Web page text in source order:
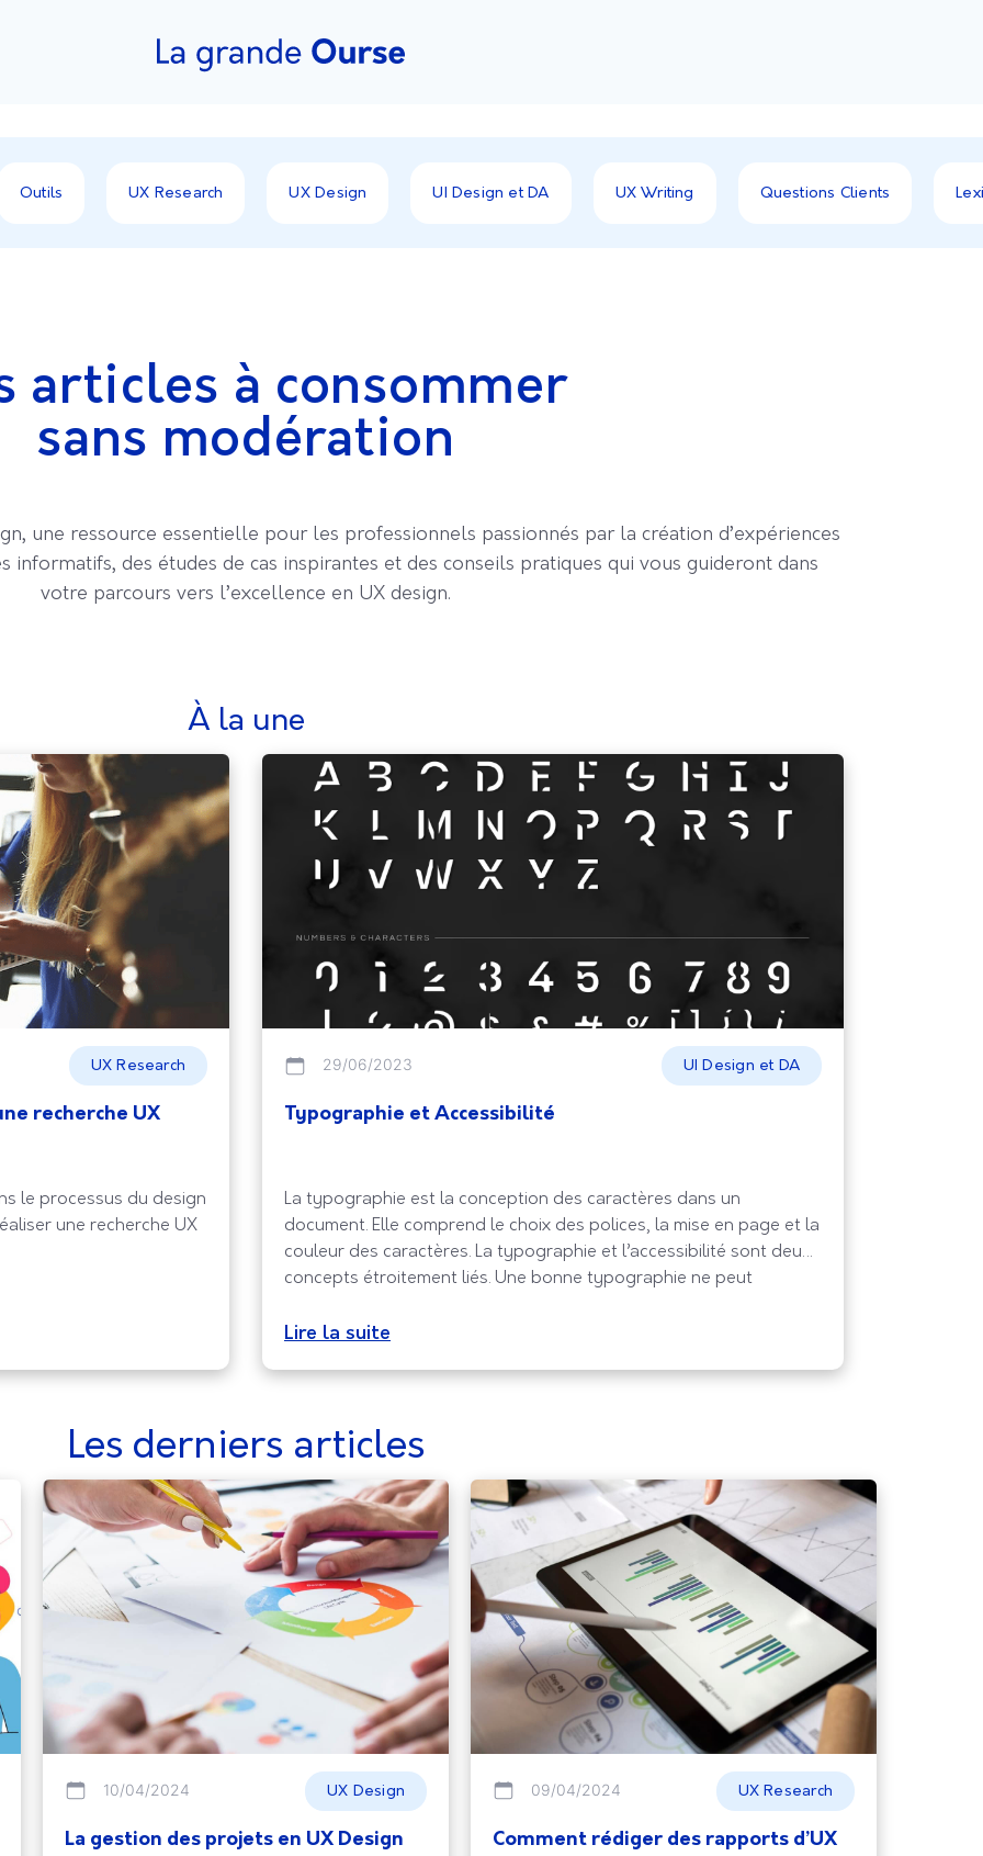
Outils UX Research UX Design UI Design et DA UX Writing Questions Clients
articles à consommer
sans modération
une ressource essentielle pour les professionnels passionnés par la création d’expériences
informatifs, des études de cas inspirantes et des conseils pratiques qui vous guideront dans
votre parcours vers l’excellence en UX design.
à la une
UX Research
recherche UX
le processus du design
une recherche UX
29/06/2023 UI Design et DA
Typographie et Accessibilité
La typographie est la conception des caractères dans un
document. Elle comprend le choix des polices, la mise en page et la
couleur des caractères. La typographie et l’accessibilité sont deux
concepts étroitement liés. Une bonne typographie ne peut
et à comprendre pour les utilisateurs.
Lire la suite
Les derniers articles
10/04/2024 UX Design
La gestion des projets en UX Design
09/04/2024 UX Research
Comment rédiger des rapports d’UX